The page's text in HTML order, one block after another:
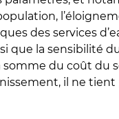
des services
que la sensibilité
du coût du
il ne